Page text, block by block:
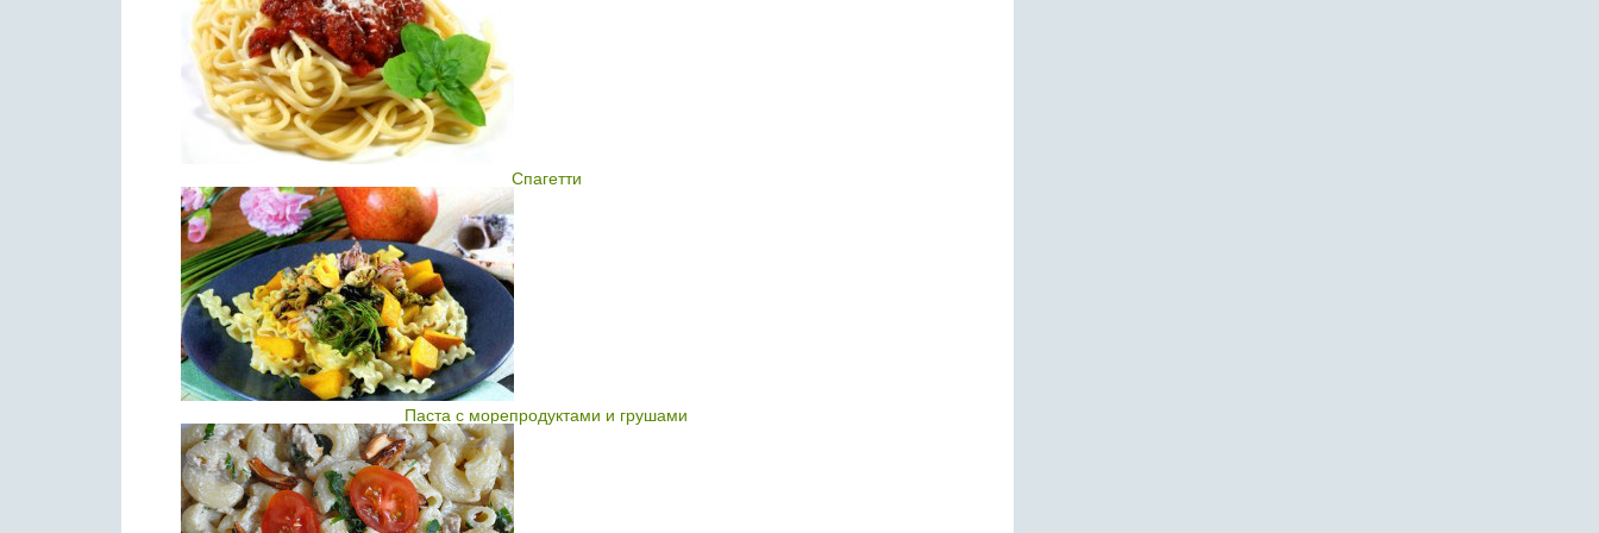
Спагетти
Паста с морепродуктами и грушами